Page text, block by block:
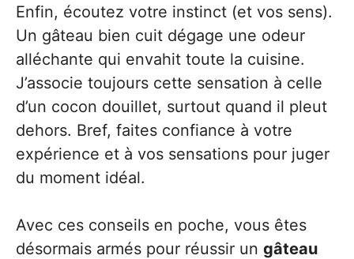
Enfin, écoutez votre instinct (et vos sens).
Un gâteau bien cuit dégage une odeur
alléchante qui envahit toute la cuisine.
J’associe toujours cette sensation à celle
d’un cocon douillet, surtout quand il pleut
dehors. Bref, faites confiance à votre
expérience et à vos sensations pour juger
du moment idéal.
Avec ces conseils en poche, vous êtes
désormais armés pour réussir un gâteau